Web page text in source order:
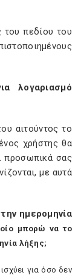
του πεδίου του
λογαριασμό
αιτούντος το
χρήστης θα
προσωπικά σας
με αυτά
ημερομηνία
μπορώ να το
λήξης;
για όσο δεν